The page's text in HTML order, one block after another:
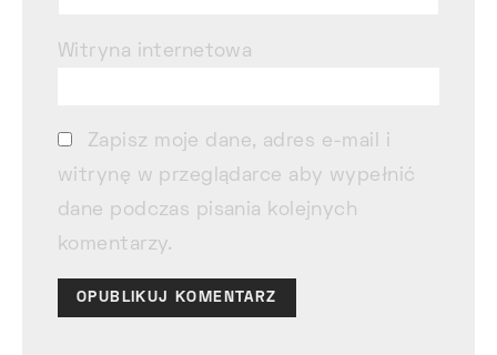
Witryna internetowa
Zapisz moje dane, adres e-mail i
witrynę w przeglądarce aby wypełnić
dane podczas pisania kolejnych
komentarzy.